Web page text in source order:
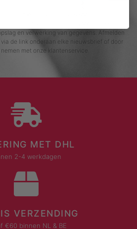
en verwerking van gegevens. Afmelden
de link onderaan elke nieuwsbrief of door
met onze klantenservice.
MET DHL
2-4 werkdagen
VERZENDING
€60 binnen NL & BE